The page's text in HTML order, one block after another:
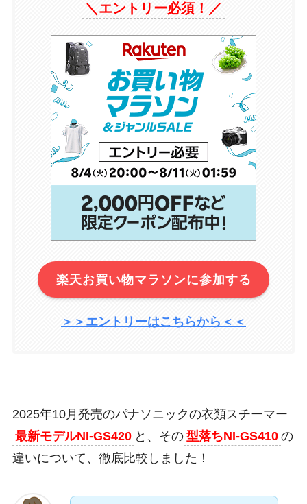
＼エントリー必須！／
楽天お買い物マラソンに参加する
＞＞エントリーはこちらから＜＜
2025年10月発売のパナソニックの衣類スチーマー
最新モデルNI-GS420 と、その 型落ちNI-GS410 の
違いについて、徹底比較しました！